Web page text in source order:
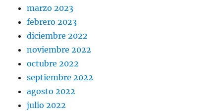
marzo 2023
febrero 2023
diciembre 2022
noviembre 2022
octubre 2022
septiembre 2022
agosto 2022
julio 2022